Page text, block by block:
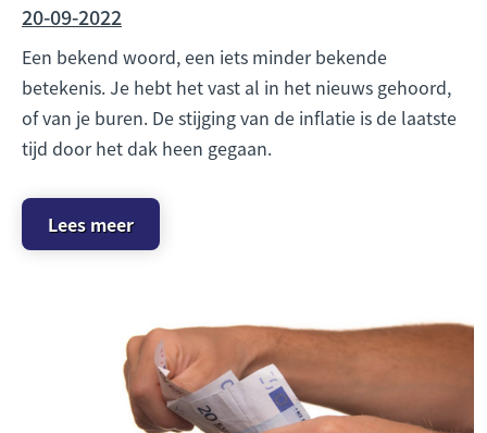
20-09-2022
Een bekend woord, een iets minder bekende
betekenis. Je hebt het vast al in het nieuws gehoord,
of van je buren. De stijging van de inflatie is de laatste
tijd door het dak heen gegaan.
Lees meer